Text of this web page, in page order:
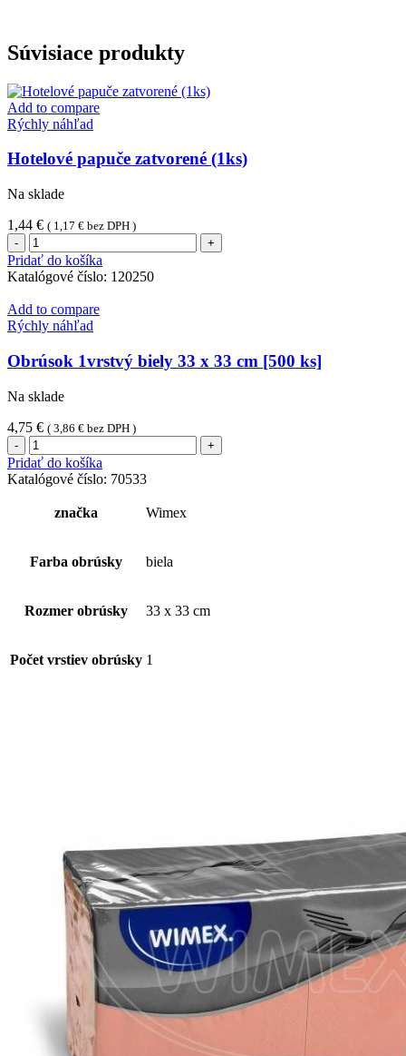
Súvisiace produkty
Add to compare
Rýchly náhľad
Hotelové papuče zatvorené (1ks)
Na sklade
1,44 € ( 1,17 € bez DPH )
množstvo
Hotelové
papuče
zatvorené
(1ks)
Pridať do košíka
Katalógové číslo: 120250
Add to compare
Rýchly náhľad
Obrúsok 1vrstvý biely 33 x 33 cm [500 ks]
Na sklade
4,75 € ( 3,86 € bez DPH )
množstvo
Obrúsok
1vrstvý
biely
cm
Pridať do košíka
Katalógové číslo: 70533
značka Wimex
Farba obrúsky biela
Rozmer obrúsky 33 x 33 cm
Počet vrstiev obrúsky 1